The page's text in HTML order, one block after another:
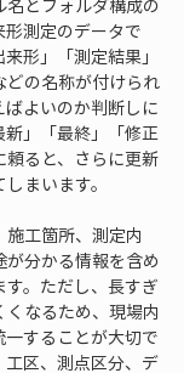
とフォルダ構成の
測定のデータで
形」「測定結果」
どの名称が付けられ
よいのか判断しに
新」「最終」「修正
ると、さらに更新
まいます。
工箇所、測定内
分かる情報を含め
。ただし、長すぎ
なるため、現場内
することが大切で
区、測点区分、デ